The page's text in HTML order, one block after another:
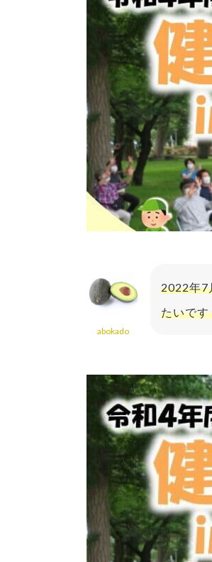
abokado
2022年7
たいです